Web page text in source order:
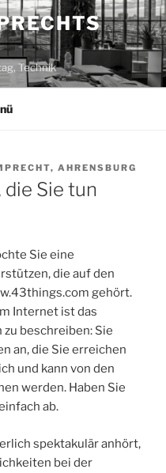
Technik
AHRENSBURG
die Sie tun
Sie eine
die auf den
gehört.
Internet ist das
beschreiben: Sie
an, die Sie erreichen
und kann von den
werden. Haben Sie
ab.
spektakulär anhört,
bei der